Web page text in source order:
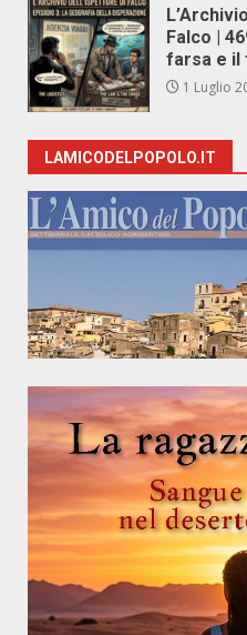
Falco |
farsa e il
1 Luglio
LAMICODELPOPOLO.IT